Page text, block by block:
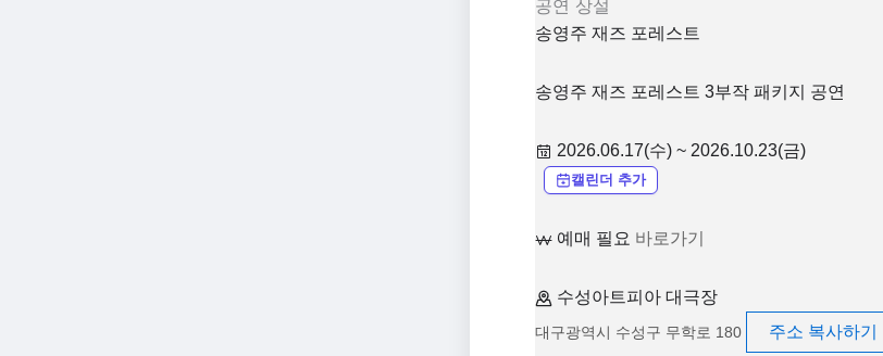
공연 상설
송영주 재즈 포레스트
송영주 재즈 포레스트 3부작 패키지 공연
2026.06.17(수) ~ 2026.10.23(금)
캘린더 추가
예매 필요 바로가기
수성아트피아 대극장
대구광역시 수성구 무학로 180 주소 복사하기